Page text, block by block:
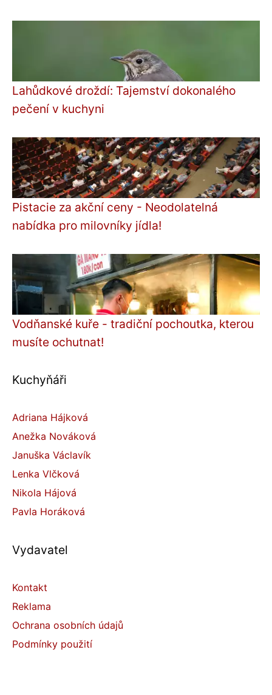
Lahůdkové droždí: Tajemství dokonalého
pečení v kuchyni
Pistacie za akční ceny - Neodolatelná
nabídka pro milovníky jídla!
Vodňanské kuře - tradiční pochoutka, kterou
musíte ochutnat!
Kuchyňáři
Adriana Hájková
Anežka Nováková
Januška Václavík
Lenka Vlčková
Nikola Hájová
Pavla Horáková
Vydavatel
Kontakt
Reklama
Ochrana osobních údajů
Podmínky použití